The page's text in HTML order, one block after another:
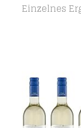
Einzelnes